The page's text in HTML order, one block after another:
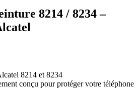
8214 / 8234 –
8214 et 8234
conçu pour protéger votre téléphone